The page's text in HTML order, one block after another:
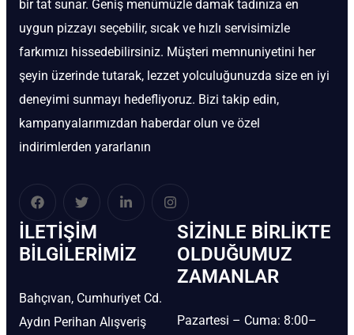
bir tat sunar. Geniş menümüzle damak tadınıza en
uygun pizzayı seçebilir, sıcak ve hızlı servisimizle
farkımızı hissedebilirsiniz. Müşteri memnuniyetini her
şeyin üzerinde tutarak, lezzet yolculuğunuzda size en iyi
deneyimi sunmayı hedefliyoruz. Bizi takip edin,
kampanyalarımızdan haberdar olun ve özel
indirimlerden yararlanın
İLETIŞIM
BİLGILERIMIZ
Bahçıvan, Cumhuriyet Cd.
Aydın Perihan Alışveriş
SIZINLE BIRLIKTE
OLDUĞUMUZ
ZAMANLAR
Pazartesi – Cuma: 8:00–